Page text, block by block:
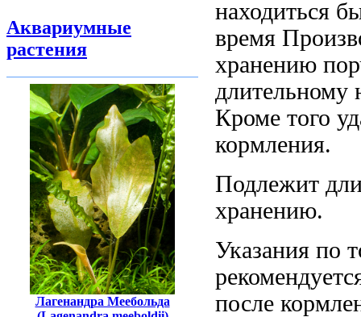
Аквариумные
растения
Лагенандра Меебольда
находиться
время
хранению
длительному
Кроме того
кормления.
Подлежит
хранению.
Указания по
после